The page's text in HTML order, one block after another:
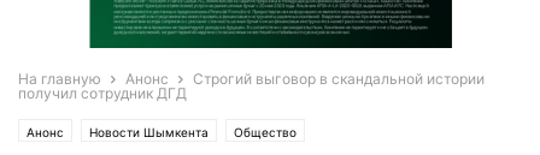
На главную Анонс
Строгий выговор в скандальной истории
получил сотрудник ДГД
Анонс Новости Шымкента Общество